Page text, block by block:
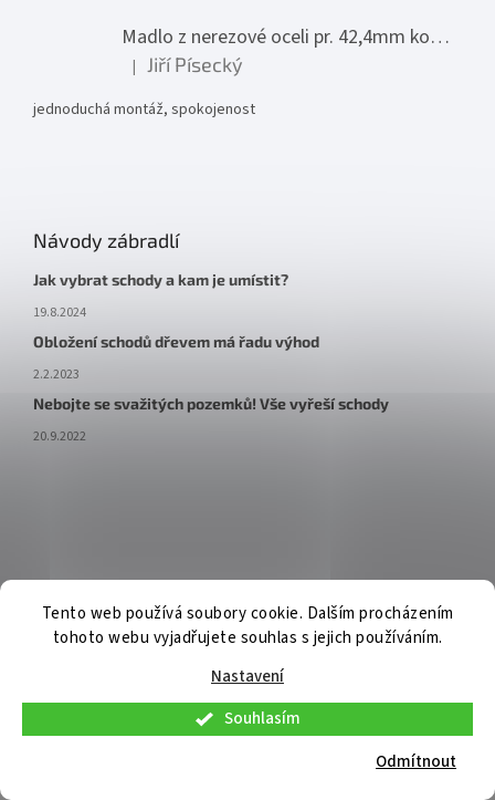
Tento web používá soubory cookie. Dalším procházením
tohoto webu vyjadřujete souhlas s jejich používáním.
Nastavení
Odmítnout
Souhlasím
V pátek 7. 8. 2026 budou osobní konzultace a telefonická podpora
dostupné pouze do 9:00. Osobní odběr již připravených objednávek
Madlo z nerezové oceli pr. 42,4mm komplet - model 0116 - 3000mm
Hodnocení produktu je 5 z 5 hvězdiček.
| Jiří Písecký
jednoduchá montáž, spokojenost
Návody zábradlí
Jak vybrat schody a kam je umístit?
19.8.2024
Obložení schodů dřevem má řadu výhod
2.2.2023
Nebojte se svažitých pozemků! Vše vyřeší schody
20.9.2022